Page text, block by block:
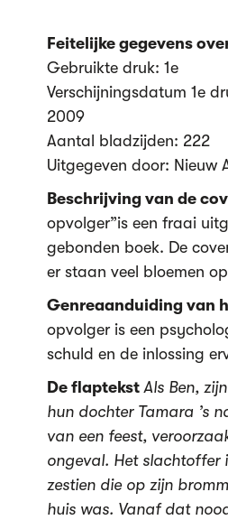
Feitelijke gegevens
Gebruikte druk: 1e
Verschijningsdatum 1e
2009
Aantal bladzijden: 222
Uitgegeven door: Nieuw
Beschrijving van de
opvolger”is een fraai
gebonden boek. De
er staan veel bloemen
Genreaanduiding van
opvolger is een
schuld en de inlossing
De flaptekst Als Ben,
hun dochter Tamara ’s
van een feest,
ongeval. Het slachtoffer
zestien die op zijn
huis was. Vanaf dat